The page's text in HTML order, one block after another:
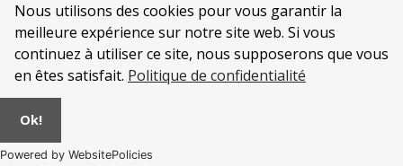
Nous utilisons des cookies pour vous garantir la
meilleure expérience sur notre site web. Si vous
continuez à utiliser ce site, nous supposerons que vous
en êtes satisfait. Politique de confidentialité
Ok!
Powered by WebsitePolicies